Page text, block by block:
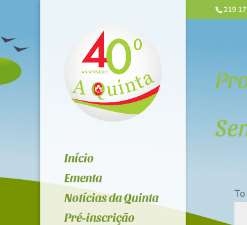
219
Início
Ementa
Notícias da Quinta
Pré-inscrição